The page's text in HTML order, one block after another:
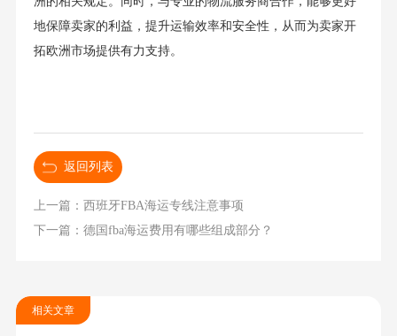
地保障卖家的利益，提升运输效率和安全性，从而为卖家开
拓欧洲市场提供有力支持。
返回列表
上一篇：西班牙FBA海运专线注意事项
下一篇：德国fba海运费用有哪些组成部分？
相关文章